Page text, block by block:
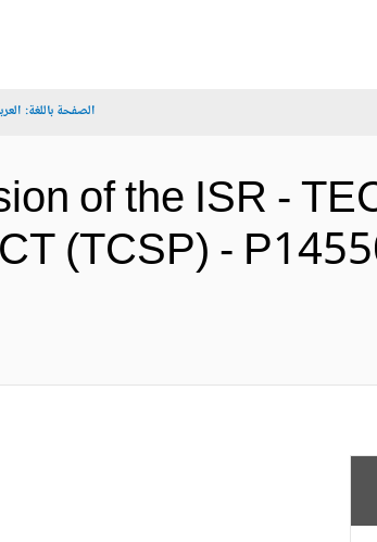
الصفحة باللغة:
of the ISR -
(TCSP) -